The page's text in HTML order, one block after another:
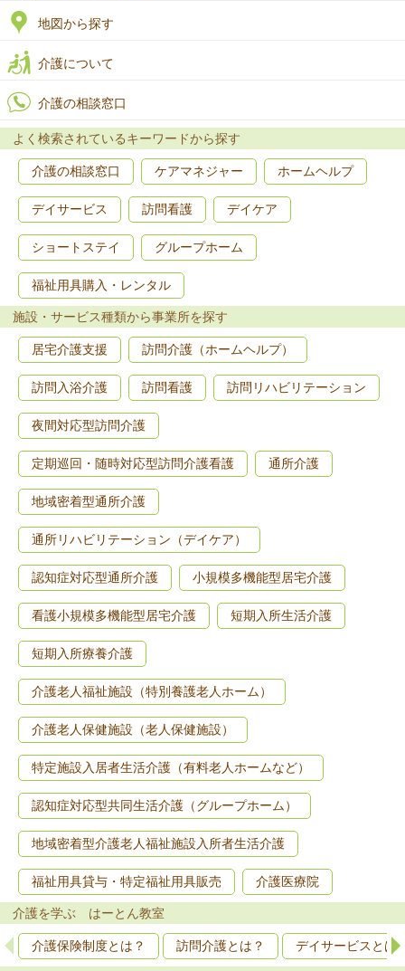
地図から探す
介護について
介護の相談窓口
よく検索されているキーワードから探す
介護の相談窓口 ケアマネジャー ホームヘルプ
デイサービス 訪問看護 デイケア
ショートステイ グループホーム
福祉用具購入・レンタル
施設・サービス種類から事業所を探す
居宅介護支援 訪問介護（ホームヘルプ）
訪問入浴介護 訪問看護 訪問リハビリテーション
夜間対応型訪問介護
定期巡回・随時対応型訪問介護看護 通所介護
地域密着型通所介護
通所リハビリテーション（デイケア）
認知症対応型通所介護 小規模多機能型居宅介護
看護小規模多機能型居宅介護 短期入所生活介護
短期入所療養介護
介護老人福祉施設（特別養護老人ホーム）
介護老人保健施設（老人保健施設）
特定施設入居者生活介護（有料老人ホームなど）
認知症対応型共同生活介護（グループホーム）
地域密着型介護老人福祉施設入所者生活介護
福祉用具貸与・特定福祉用具販売 介護医療院
介護を学ぶ はーとん教室
介護保険制度とは？ 訪問介護とは？ デイサービスとは